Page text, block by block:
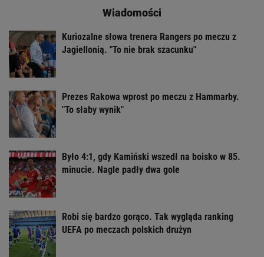
Wiadomości
Kuriozalne słowa trenera Rangers po meczu z
Jagiellonią. "To nie brak szacunku"
Prezes Rakowa wprost po meczu z Hammarby.
"To słaby wynik"
Było 4:1, gdy Kamiński wszedł na boisko w 85.
minucie. Nagle padły dwa gole
Robi się bardzo gorąco. Tak wygląda ranking
UEFA po meczach polskich drużyn